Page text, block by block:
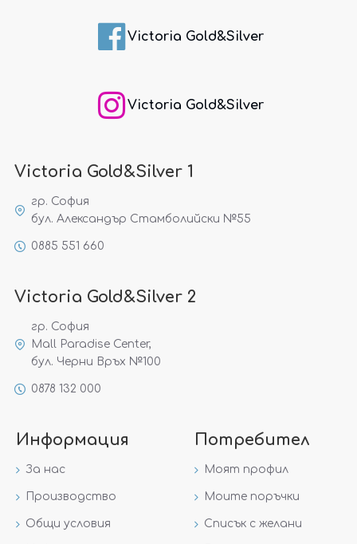
Victoria Gold&Silver
Victoria Gold&Silver
Victoria Gold&Silver 1
гр. София
бул. Александър Стамболийски №55
0885 551 660
Victoria Gold&Silver 2
гр. София
Mall Paradise Center,
бул. Черни Връх №100
0878 132 000
Информация
За нас
Производство
Общи условия
Потребител
Моят профил
Моите поръчки
Списък с желани